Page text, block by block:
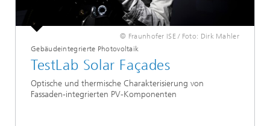
© Fraunhofer ISE / Foto: Dirk Mahler
Gebäudeintegrierte Photovoltaik
TestLab Solar Façades
Optische und thermische Charakterisierung von
Fassaden-integrierten PV-Komponenten